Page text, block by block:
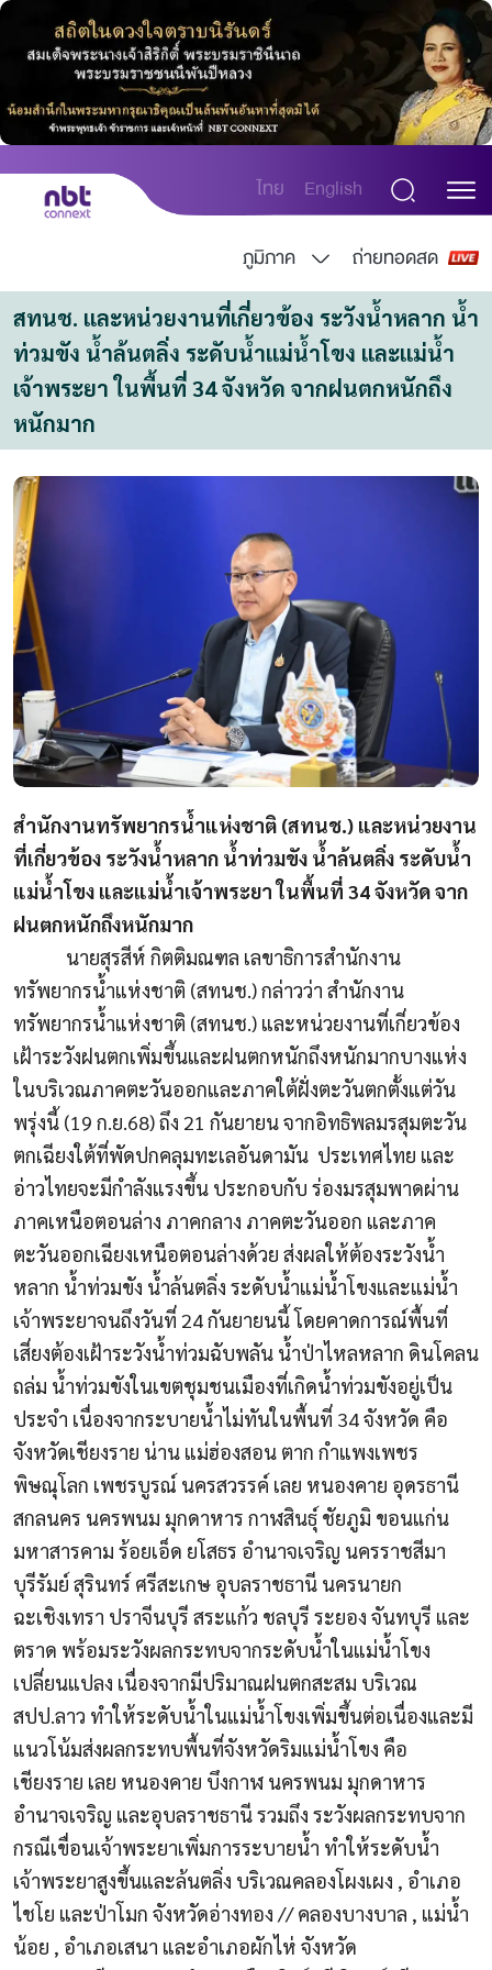
ไทย English
ภูมิภาค ถ่ายทอดสด
สทนช. และหน่วยงานที่เกี่ยวข้อง ระวังน้ำหลาก น้ำ
ท่วมขัง น้ำล้นตลิ่ง ระดับน้ำแม่น้ำโขง และแม่น้ำ
เจ้าพระยา ในพื้นที่ 34 จังหวัด จากฝนตกหนักถึง
หนักมาก
สำนักงานทรัพยากรน้ำแห่งชาติ (สทนช.) และหน่วยงาน
ที่เกี่ยวข้อง ระวังน้ำหลาก น้ำท่วมขัง น้ำล้นตลิ่ง ระดับน้ำ
แม่น้ำโขง และแม่น้ำเจ้าพระยา ในพื้นที่ 34 จังหวัด จาก
ฝนตกหนักถึงหนักมาก
นายสุรสีห์ กิตติมณฑล เลขาธิการสำนักงาน
ทรัพยากรน้ำแห่งชาติ (สทนช.) กล่าวว่า สำนักงาน
ทรัพยากรน้ำแห่งชาติ (สทนช.) และหน่วยงานที่เกี่ยวข้อง
เฝ้าระวังฝนตกเพิ่มขึ้นและฝนตกหนักถึงหนักมากบางแห่ง
ในบริเวณภาคตะวันออกและภาคใต้ฝั่งตะวันตกตั้งแต่วัน
พรุ่งนี้ (19 ก.ย.68) ถึง 21 กันยายน จากอิทธิพลมรสุมตะวัน
ตกเฉียงใต้ที่พัดปกคลุมทะเลอันดามัน ประเทศไทย และ
อ่าวไทยจะมีกำลังแรงขึ้น ประกอบกับ ร่องมรสุมพาดผ่าน
ภาคเหนือตอนล่าง ภาคกลาง ภาคตะวันออก และภาค
ตะวันออกเฉียงเหนือตอนล่างด้วย ส่งผลให้ต้องระวังน้ำ
หลาก น้ำท่วมขัง น้ำล้นตลิ่ง ระดับน้ำแม่น้ำโขงและแม่น้ำ
เจ้าพระยาจนถึงวันที่ 24 กันยายนนี้ โดยคาดการณ์พื้นที่
เสี่ยงต้องเฝ้าระวังน้ำท่วมฉับพลัน น้ำป่าไหลหลาก ดินโคลน
ถล่ม น้ำท่วมขังในเขตชุมชนเมืองที่เกิดน้ำท่วมขังอยู่เป็น
ประจำ เนื่องจากระบายน้ำไม่ทันในพื้นที่ 34 จังหวัด คือ
จังหวัดเชียงราย น่าน แม่ฮ่องสอน ตาก กำแพงเพชร
พิษณุโลก เพชรบูรณ์ นครสวรรค์ เลย หนองคาย อุดรธานี
สกลนคร นครพนม มุกดาหาร กาฬสินธุ์ ชัยภูมิ ขอนแก่น
มหาสารคาม ร้อยเอ็ด ยโสธร อำนาจเจริญ นครราชสีมา
บุรีรัมย์ สุรินทร์ ศรีสะเกษ อุบลราชธานี นครนายก
ฉะเชิงเทรา ปราจีนบุรี สระแก้ว ชลบุรี ระยอง จันทบุรี และ
ตราด พร้อมระวังผลกระทบจากระดับน้ำในแม่น้ำโขง
เปลี่ยนแปลง เนื่องจากมีปริมาณฝนตกสะสม บริเวณ
สปป.ลาว ทำให้ระดับน้ำในแม่น้ำโขงเพิ่มขึ้นต่อเนื่องและมี
แนวโน้มส่งผลกระทบพื้นที่จังหวัดริมแม่น้ำโขง คือ
เชียงราย เลย หนองคาย บึงกาฬ นครพนม มุกดาหาร
อำนาจเจริญ และอุบลราชธานี รวมถึง ระวังผลกระทบจาก
กรณีเขื่อนเจ้าพระยาเพิ่มการระบายน้ำ ทำให้ระดับน้ำ
เจ้าพระยาสูงขึ้นและล้นตลิ่ง บริเวณคลองโผงเผง , อำเภอ
ไชโย และป่าโมก จังหวัดอ่างทอง // คลองบางบาล , แม่น้ำ
น้อย , อำเภอเสนา และอำเภอผักไห่ จังหวัด